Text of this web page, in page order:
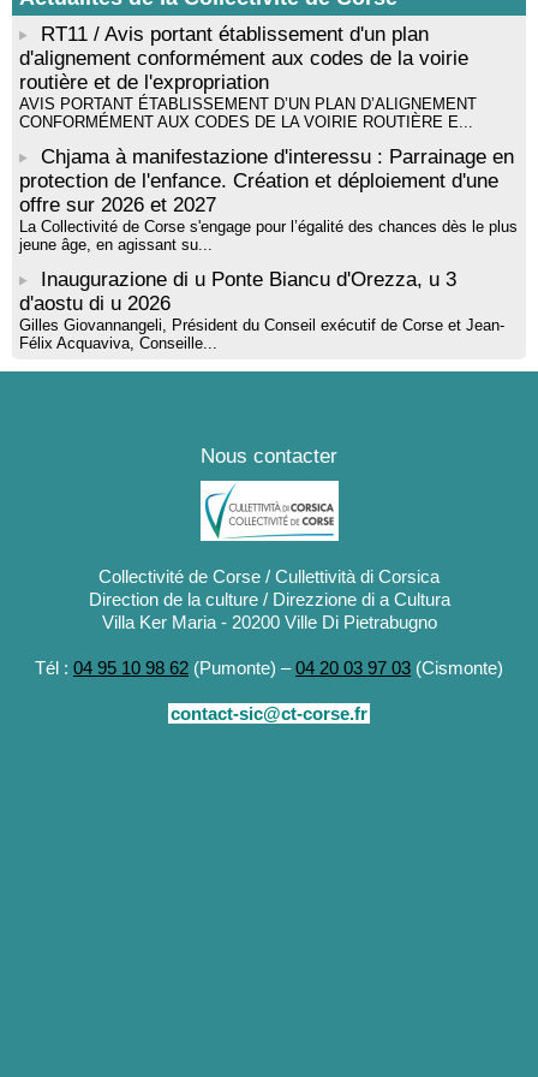
! Événement reporté ! Cycle de conférences peinture animé
par Alexandre Dominati - Mediateca territuriale di Santa Lucia di
Tallà
RT11 / Avis portant établissement d'un plan
d'alignement conformément aux codes de la voirie
routière et de l'expropriation
AVIS PORTANT ÉTABLISSEMENT D’UN PLAN D’ALIGNEMENT
CONFORMÉMENT AUX CODES DE LA VOIRIE ROUTIÈRE E...
Chjama à manifestazione d'interessu : Parrainage en
protection de l'enfance. Création et déploiement d'une
offre sur 2026 et 2027
La Collectivité de Corse s'engage pour l’égalité des chances dès le plus
jeune âge, en agissant su...
Inaugurazione di u Ponte Biancu d'Orezza, u 3
d'aostu di u 2026
Gilles Giovannangeli, Président du Conseil exécutif de Corse et Jean-
Félix Acquaviva, Conseille...
Nous contacter
Collectivité de Corse / Cullettività di Corsica
Direction de la culture / Direzzione di a Cultura
Villa Ker Maria - 20200 Ville Di Pietrabugno
Tél : 04 95 10 98 62 (Pumonte) –04 20 03 97 03 (Cismonte)
contact-sic@ct-corse.fr